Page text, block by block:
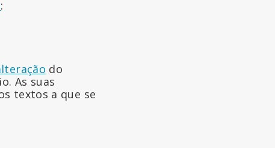
:
do
As suas
textos a que se